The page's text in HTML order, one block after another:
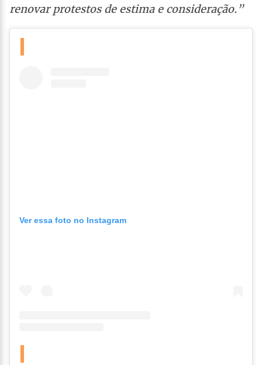
renovar protestos de estima e consideração.”
Ver essa foto no Instagram